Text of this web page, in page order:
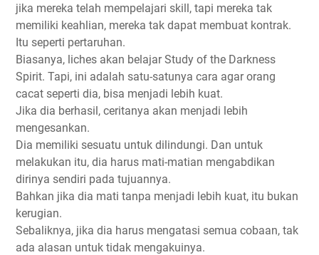
jika mereka telah mempelajari skill, tapi mereka tak
memiliki keahlian, mereka tak dapat membuat kontrak.
Itu seperti pertaruhan.
Biasanya, liches akan belajar Study of the Darkness
Spirit. Tapi, ini adalah satu-satunya cara agar orang
cacat seperti dia, bisa menjadi lebih kuat.
Jika dia berhasil, ceritanya akan menjadi lebih
mengesankan.
Dia memiliki sesuatu untuk dilindungi. Dan untuk
melakukan itu, dia harus mati-matian mengabdikan
dirinya sendiri pada tujuannya.
Bahkan jika dia mati tanpa menjadi lebih kuat, itu bukan
kerugian.
Sebaliknya, jika dia harus mengatasi semua cobaan, tak
ada alasan untuk tidak mengakuinya.